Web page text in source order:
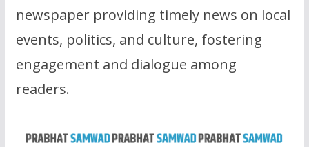
newspaper providing timely news on local
events, politics, and culture, fostering
engagement and dialogue among
readers.